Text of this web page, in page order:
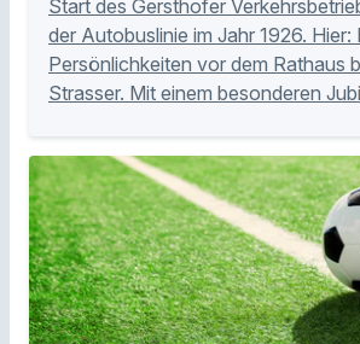
Start des Gersthofer
der Autobuslinie im Jahr 1926. Hier:
Persönlichkeiten vor dem Rathaus
Strasser. Mit einem besonderen